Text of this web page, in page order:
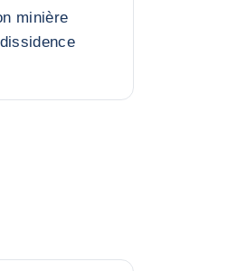
minière